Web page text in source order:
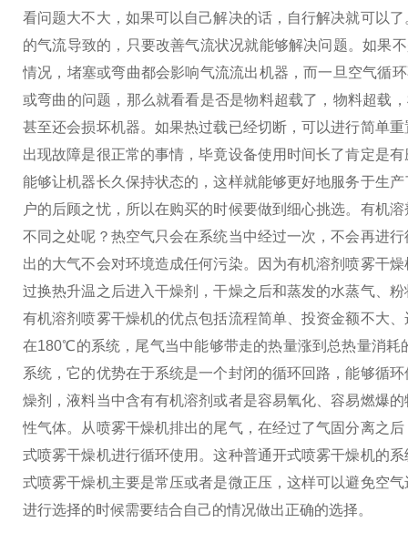
看问题大不大，如果可以自己解决的话，自行解决就可以
的气流导致的，只要改善气流状况就能够解决问题。如果
情况，堵塞或弯曲都会影响气流流出机器，而一旦空气循
或弯曲的问题，那么就看看是否是物料超载了，物料超载
甚至还会损坏机器。如果热过载已经切断，可以进行简单
出现故障是很正常的事情，毕竟设备使用时间长了肯定是
能够让机器长久保持状态的，这样就能够更好地服务于生
户的后顾之忧，所以在购买的时候要做到细心挑选。 有机溶
不同之处呢？热空气只会在系统当中经过一次，不会再进
出的大气不会对环境造成任何污染。
因为有机溶剂喷雾干
过换热升温之后进入干燥剂，干燥之后和蒸发的水蒸气、
有机溶剂喷雾干燥机的优点包括流程简单、投资金额不大
在180℃的系统，尾气当中能够带走的热量涨到总热量消
系统，它的优势在于系统是一个封闭的循环回路，能够循
燥剂，液料当中含有有机溶剂或者是容易氧化、容易燃爆
性气体。 从喷雾干燥机排出的尾气，在经过了气固分离之
式喷雾干燥机进行循环使用。这种普通开式喷雾干燥机的
式喷雾干燥机主要是常压或者是微正压，这样可以避免空
进行选择的时候需要结合自己的情况做出正确的选择。